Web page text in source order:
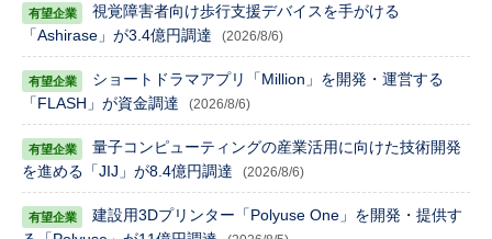
視覚障害者向け歩行支援デバイスを手がける
「Ashirase」が3.4億円調達
(2026/8/6)
ショートドラマアプリ「Million」を開発・運営する
「FLASH」が資金調達
(2026/8/6)
量子コンピューティングの産業活用に向けた技術開発
を進める「JIJ」が8.4億円調達
(2026/8/6)
建設用3Dプリンター「Polyuse One」を開発・提供す